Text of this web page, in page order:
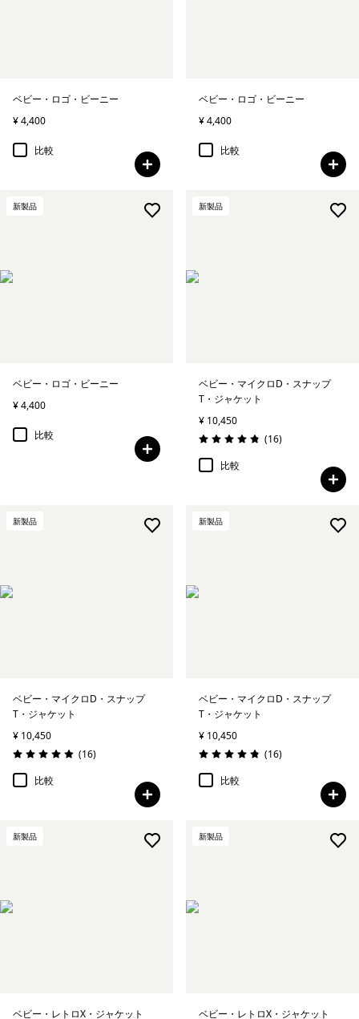
ベビー・ロゴ・ビーニー
¥ 4,400
比較
ベビー・ロゴ・ビーニー
¥ 4,400
比較
新製品
ベビー・ロゴ・ビーニー
¥ 4,400
比較
新製品
ベビー・マイクロD・スナップ
T・ジャケット
¥ 10,450
評価: 4.9 / 5
(16レビュー
)
比較
新製品
ベビー・マイクロD・スナップ
T・ジャケット
¥ 10,450
評価: 4.9 / 5
(16レビュー
)
比較
新製品
ベビー・マイクロD・スナップ
T・ジャケット
¥ 10,450
評価: 4.9 / 5
(16レビュー
)
比較
新製品
ベビー・レトロX・ジャケット
新製品
ベビー・レトロX・ジャケット